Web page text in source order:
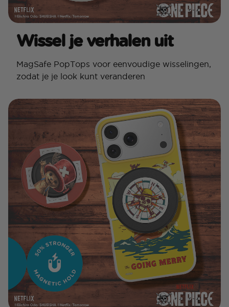
Wissel je verhalen uit
MagSafe PopTops voor eenvoudige wisselingen,
zodat je je look kunt veranderen